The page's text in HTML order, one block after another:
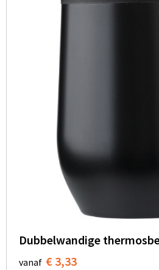
Dubbelwandige
vanaf € 3,33